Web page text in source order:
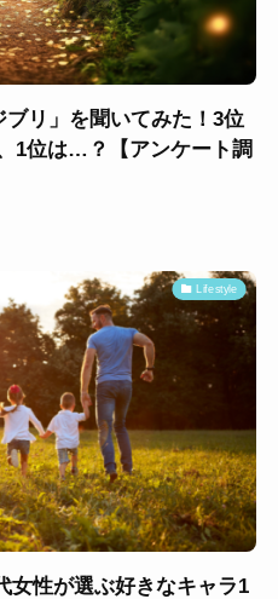
リ」を聞いてみた！3位
1位は…？【アンケート調
Lifestyle
女性が選ぶ好きなキャラ1